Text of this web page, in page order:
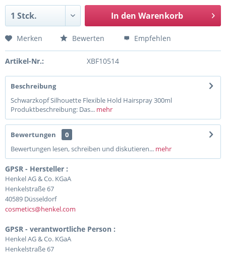
In den Warenkorb
Merken Bewerten Empfehlen
Artikel-Nr.: XBF10514
Beschreibung
Schwarzkopf Silhouette Flexible Hold Hairspray 300ml
Produktbeschreibung: Das... mehr
Bewertungen
0
Bewertungen lesen, schreiben und diskutieren... mehr
GPSR - Hersteller :
Henkel AG & Co. KGaA
Henkelstraße 67
40589 Düsseldorf
cosmetics@henkel.com
GPSR - verantwortliche Person :
Henkel AG & Co. KGaA
Henkelstraße 67